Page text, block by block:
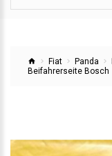
Fiat Panda
Beifahrerseite Bosch